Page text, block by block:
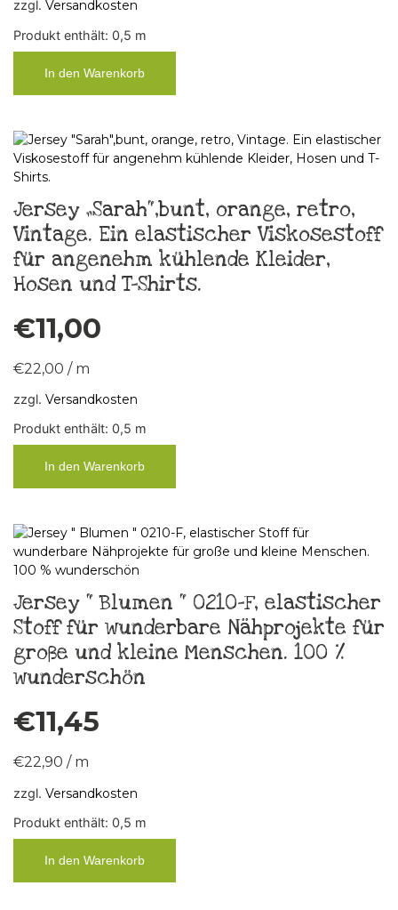
zzgl. Versandkosten
Produkt enthält: 0,5 m
In den Warenkorb
Jersey „Sarah“,bunt, orange, retro,
Vintage. Ein elastischer Viskosestoff
für angenehm kühlende Kleider,
Hosen und T-Shirts.
€11,00
€22,00 / m
zzgl. Versandkosten
Produkt enthält: 0,5 m
In den Warenkorb
Jersey “ Blumen “ 0210-F, elastischer
Stoff für wunderbare Nähprojekte für
große und kleine Menschen. 100 %
wunderschön
€11,45
€22,90 / m
zzgl. Versandkosten
Produkt enthält: 0,5 m
In den Warenkorb